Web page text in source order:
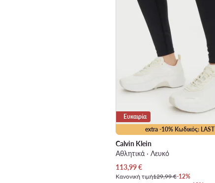
extra -10% Κωδικός: LAST
Ευκαιρία
Calvin Klein
Αθλητικά · Λευκό
Τρέχουσα τιμή
113,99€
Κανονική τιμή129,99 €-12%